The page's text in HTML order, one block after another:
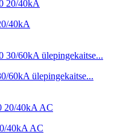
40kA
60kA ülepingekaitse...
40kA AC